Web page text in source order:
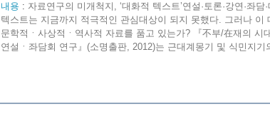
내용 : 자료연구의 미개척지, ‘대화적 텍스트’연설·토론·강연·좌
텍스트는 지금까지 적극적인 관심대상이 되지 못했다. 그러나 이
문학적ㆍ사상적ㆍ역사적 자료를 품고 있는가? 『不부/在재의 시
연설ㆍ좌담회 연구』(소명출판, 2012)는 근대계몽기 및 식민지기